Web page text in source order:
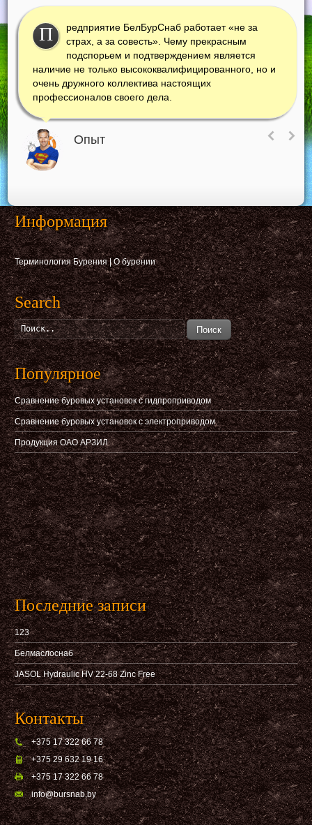
П
редприятие БелБурСнаб работает «не за
страх, а за совесть». Чему прекрасным
подспорьем и подтверждением является
наличие не только высококвалифицированного, но и
очень дружного коллектива настоящих
профессионалов своего дела.
Опыт
Информация
Терминология Бурения|О бурении
Search
Поиск
Популярное
Сравнение буровых установок с гидпроприводом
Сравнение буровых установок с электроприводом
Продукция ОАО АРЗИЛ
Последние записи
123
Белмаслоснаб
JASOL Hydraulic HV 22-68 Zinc Free
Контакты
+375 17 322 66 78
+375 29 632 19 16
+375 17 322 66 78
info@bursnab,by